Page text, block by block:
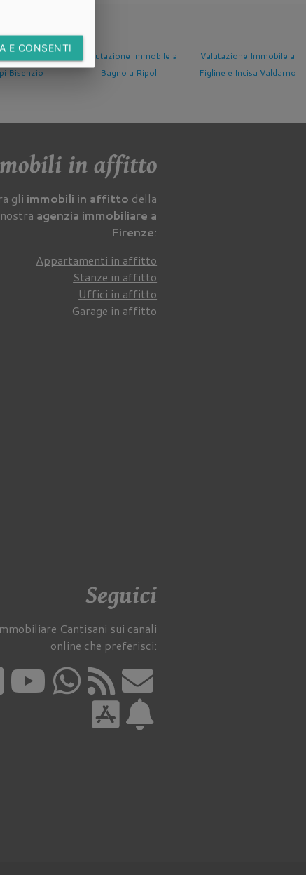
Bagno a Ripoli
Valutazione Immobile a
Figline e Incisa Valdarno
Valutazione
Fucecchio
in affitto
gli immobili in affitto della
nostra agenzia immobiliare a
Firenze:
Appartamenti in affitto
Stanze in affitto
Uffici in affitto
Garage in affitto
Seguici
Cantisani sui canali
online che preferisci:
E CONSENTI